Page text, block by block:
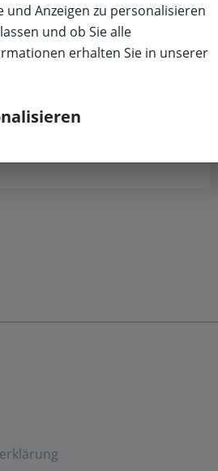
Anzeigen zu personalisieren
und ob Sie alle
erhalten Sie in unserer